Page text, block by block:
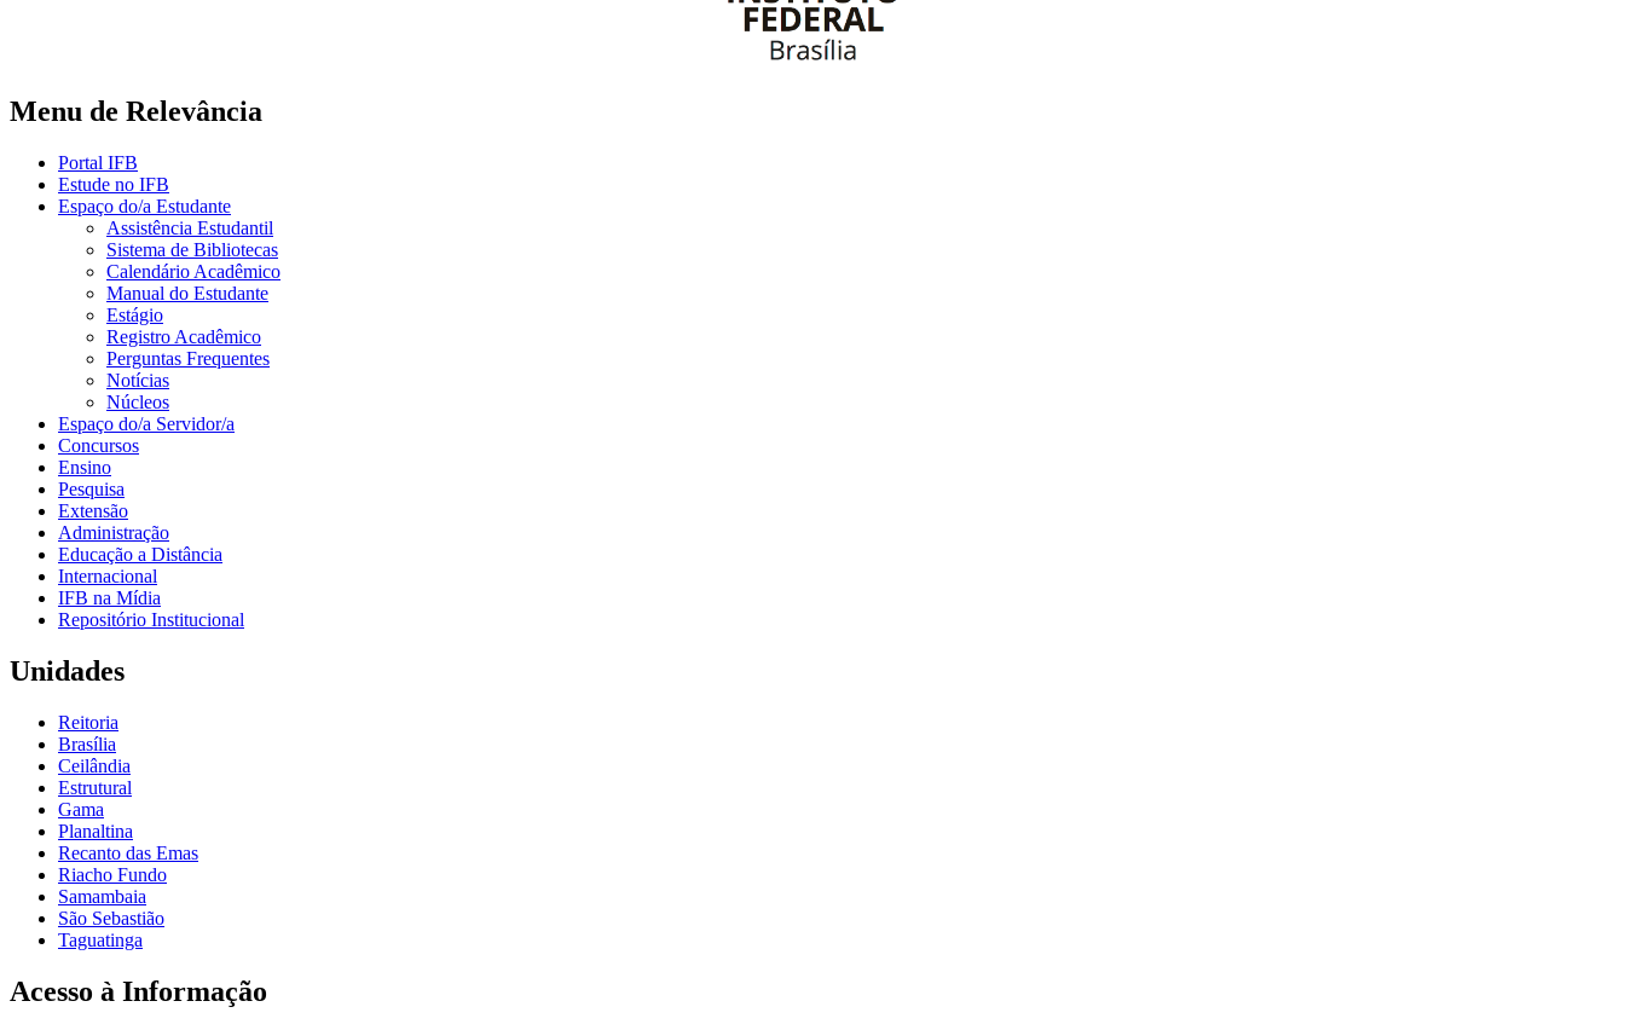
Menu de Relevância
Portal IFB
Estude no IFB
Espaço do/a Estudante
Assistência Estudantil
Sistema de Bibliotecas
Calendário Acadêmico
Manual do Estudante
Estágio
Registro Acadêmico
Perguntas Frequentes
Notícias
Núcleos
Espaço do/a Servidor/a
Concursos
Ensino
Pesquisa
Extensão
Administração
Educação a Distância
Internacional
IFB na Mídia
Repositório Institucional
Unidades
Reitoria
Brasília
Ceilândia
Estrutural
Gama
Planaltina
Recanto das Emas
Riacho Fundo
Samambaia
São Sebastião
Taguatinga
Acesso à Informação